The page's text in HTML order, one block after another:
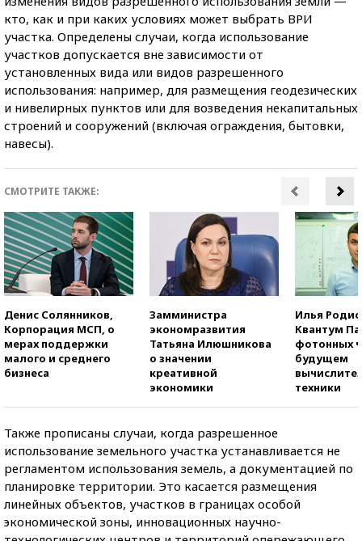
кто, как и при каких условиях может выбрать ВРИ
участка. Определены случаи, когда использование
участков допускается вне зависимости от
установленных вида или видов разрешенного
использования: например, для размещения геодезических
и нивелирных пунктов или для возведения некапитальных
строений и сооружений (включая ограждения, бытовки,
навесы).
СМОТРИТЕ ТАКЖЕ:
Денис Солянников,
Корпорация МСП, о
мерах поддержки
малого и среднего
бизнеса
Замминистра
экономразвития
Татьяна Илюшникова
о значении
креативной
экономики
Илья
Квантум
фотонных
будущем
техники
Также прописаны случаи, когда разрешенное
использование земельного участка устанавливается не
регламентом использования земель, а документацией по
планировке территории. Это касается размещения
линейных объектов, участков в границах особой
экономической зоны, инновационных научно-